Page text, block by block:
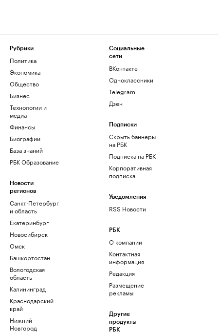
Рубрики
Политика
Экономика
Общество
Бизнес
Технологии и
медиа
Финансы
Биографии
База знаний
РБК Образование
Новости
регионов
Санкт-Петербург
и область
Екатеринбург
Новосибирск
Омск
Башкортостан
Вологодская
область
Калининград
Краснодарский
край
Нижний
Новгород
Социальные
сети
ВКонтакте
Одноклассники
Telegram
Дзен
Подписки
Скрыть баннеры
на РБК
Подписка на РБК
Корпоративная
подписка
Уведомления
RSS Новости
РБК
О компании
Контактная
информация
Редакция
Размещение
рекламы
Другие
продукты
РБК